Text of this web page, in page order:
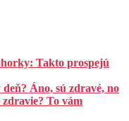
Takto prospejú
Áno, sú zdravé, no
To vám